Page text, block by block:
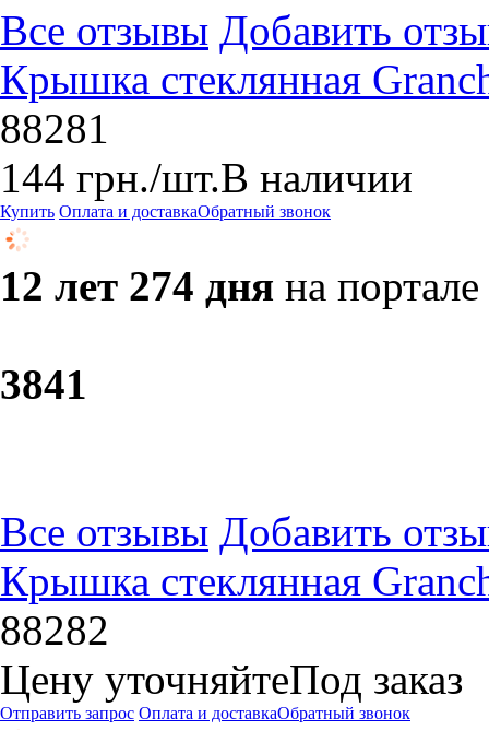
Все отзывы Добавить
Крышка стеклянная
88281
144 грн./шт.В наличии
Купить Оплата и доставкаОбратный звонок
12 лет 274 дня на портале
3841
Все отзывы Добавить
Крышка стеклянная
88282
Цену уточняйтеПод заказ
Отправить запрос Оплата и доставкаОбратный звонок